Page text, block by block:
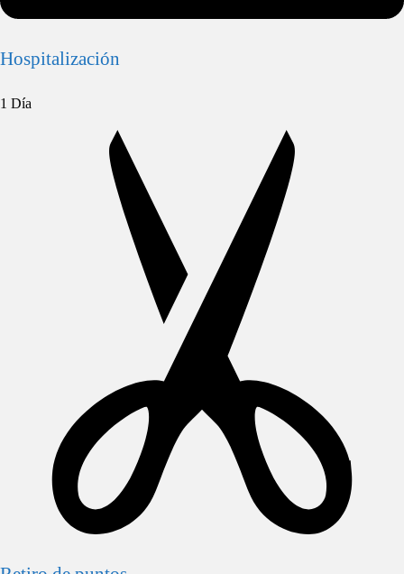
Hospitalización
1 Día